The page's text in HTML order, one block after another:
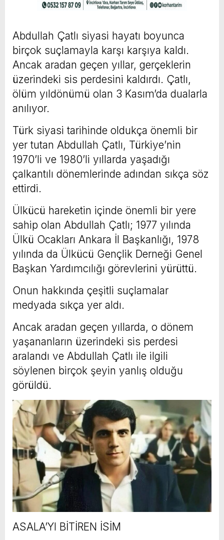
Abdullah Çatlı siyasi hayatı boyunca
birçok suçlamayla karşı karşıya kaldı.
Ancak aradan geçen yıllar, gerçeklerin
üzerindeki sis perdesini kaldırdı. Çatlı,
ölüm yıldönümü olan 3 Kasım’da dualarla
anılıyor.
Türk siyasi tarihinde oldukça önemli bir
yer tutan Abdullah Çatlı, Türkiye’nin
1970’li ve 1980’li yıllarda yaşadığı
çalkantılı dönemlerinde adından sıkça söz
ettirdi.
Ülkücü hareketin içinde önemli bir yere
sahip olan Abdullah Çatlı; 1977 yılında
Ülkü Ocakları Ankara İl Başkanlığı, 1978
yılında da Ülkücü Gençlik Derneği Genel
Başkan Yardımcılığı görevlerini yürüttü.
Onun hakkında çeşitli suçlamalar
medyada sıkça yer aldı.
Ancak aradan geçen yıllarda, o dönem
yaşananların üzerindeki sis perdesi
aralandı ve Abdullah Çatlı ile ilgili
söylenen birçok şeyin yanlış olduğu
görüldü.
ASALA’YI BİTİREN İSİM